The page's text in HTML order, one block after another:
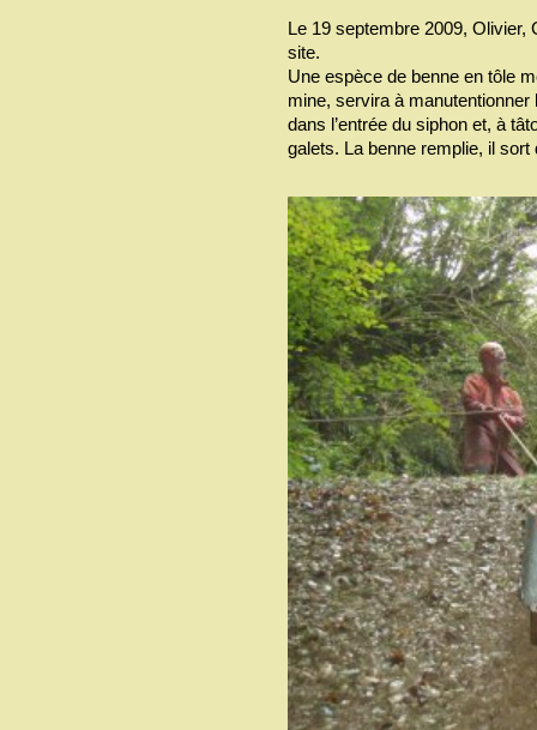
Le 19 septembre 2009, Olivier,
site.
Une espèce de benne en tôle
mine, servira à
dans l’entrée du siphon et, à
galets. La benne remplie, il